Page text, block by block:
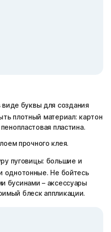
виде буквы для создания
плотный материал: картон
пластина.
прочного клея.
пуговицы: большие и
однотонные. Не бойтесь
бусинами – аксессуары
блеск аппликации.